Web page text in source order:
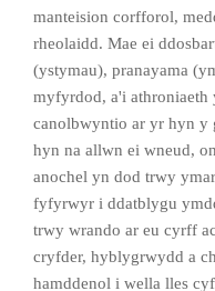
manteision corfforol,
rheolaidd. Mae ei
(ystymau), pranayama
myfyrdod, a'i
canolbwyntio ar yr hyn y
hyn na allwn ei wneud,
anochel yn dod trwy
fyfyrwyr i ddatblygu
trwy wrando ar eu cyrff
cryfder, hyblygrwydd a
hamddenol i wella lles